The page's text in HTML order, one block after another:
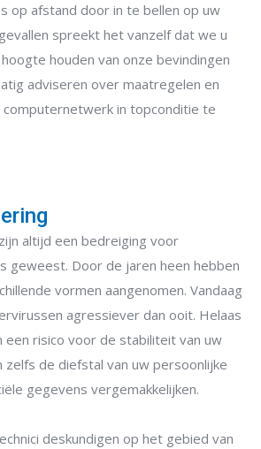
op afstand door in te bellen op uw
spreekt het vanzelf dat we u
houden van onze bevindingen
adviseren over maatregelen en
computernetwerk in topconditie te
altijd een bedreiging voor
geweest. Door de jaren heen hebben
vormen aangenomen. Vandaag
agressiever dan ooit. Helaas
een risico voor de stabiliteit van uw
zelfs de diefstal van uw persoonlijke
gegevens vergemakkelijken.
deskundigen op het gebied van